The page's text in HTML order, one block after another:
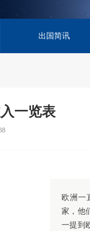
出国简讯
一览表
欧洲一
家，他
一提到